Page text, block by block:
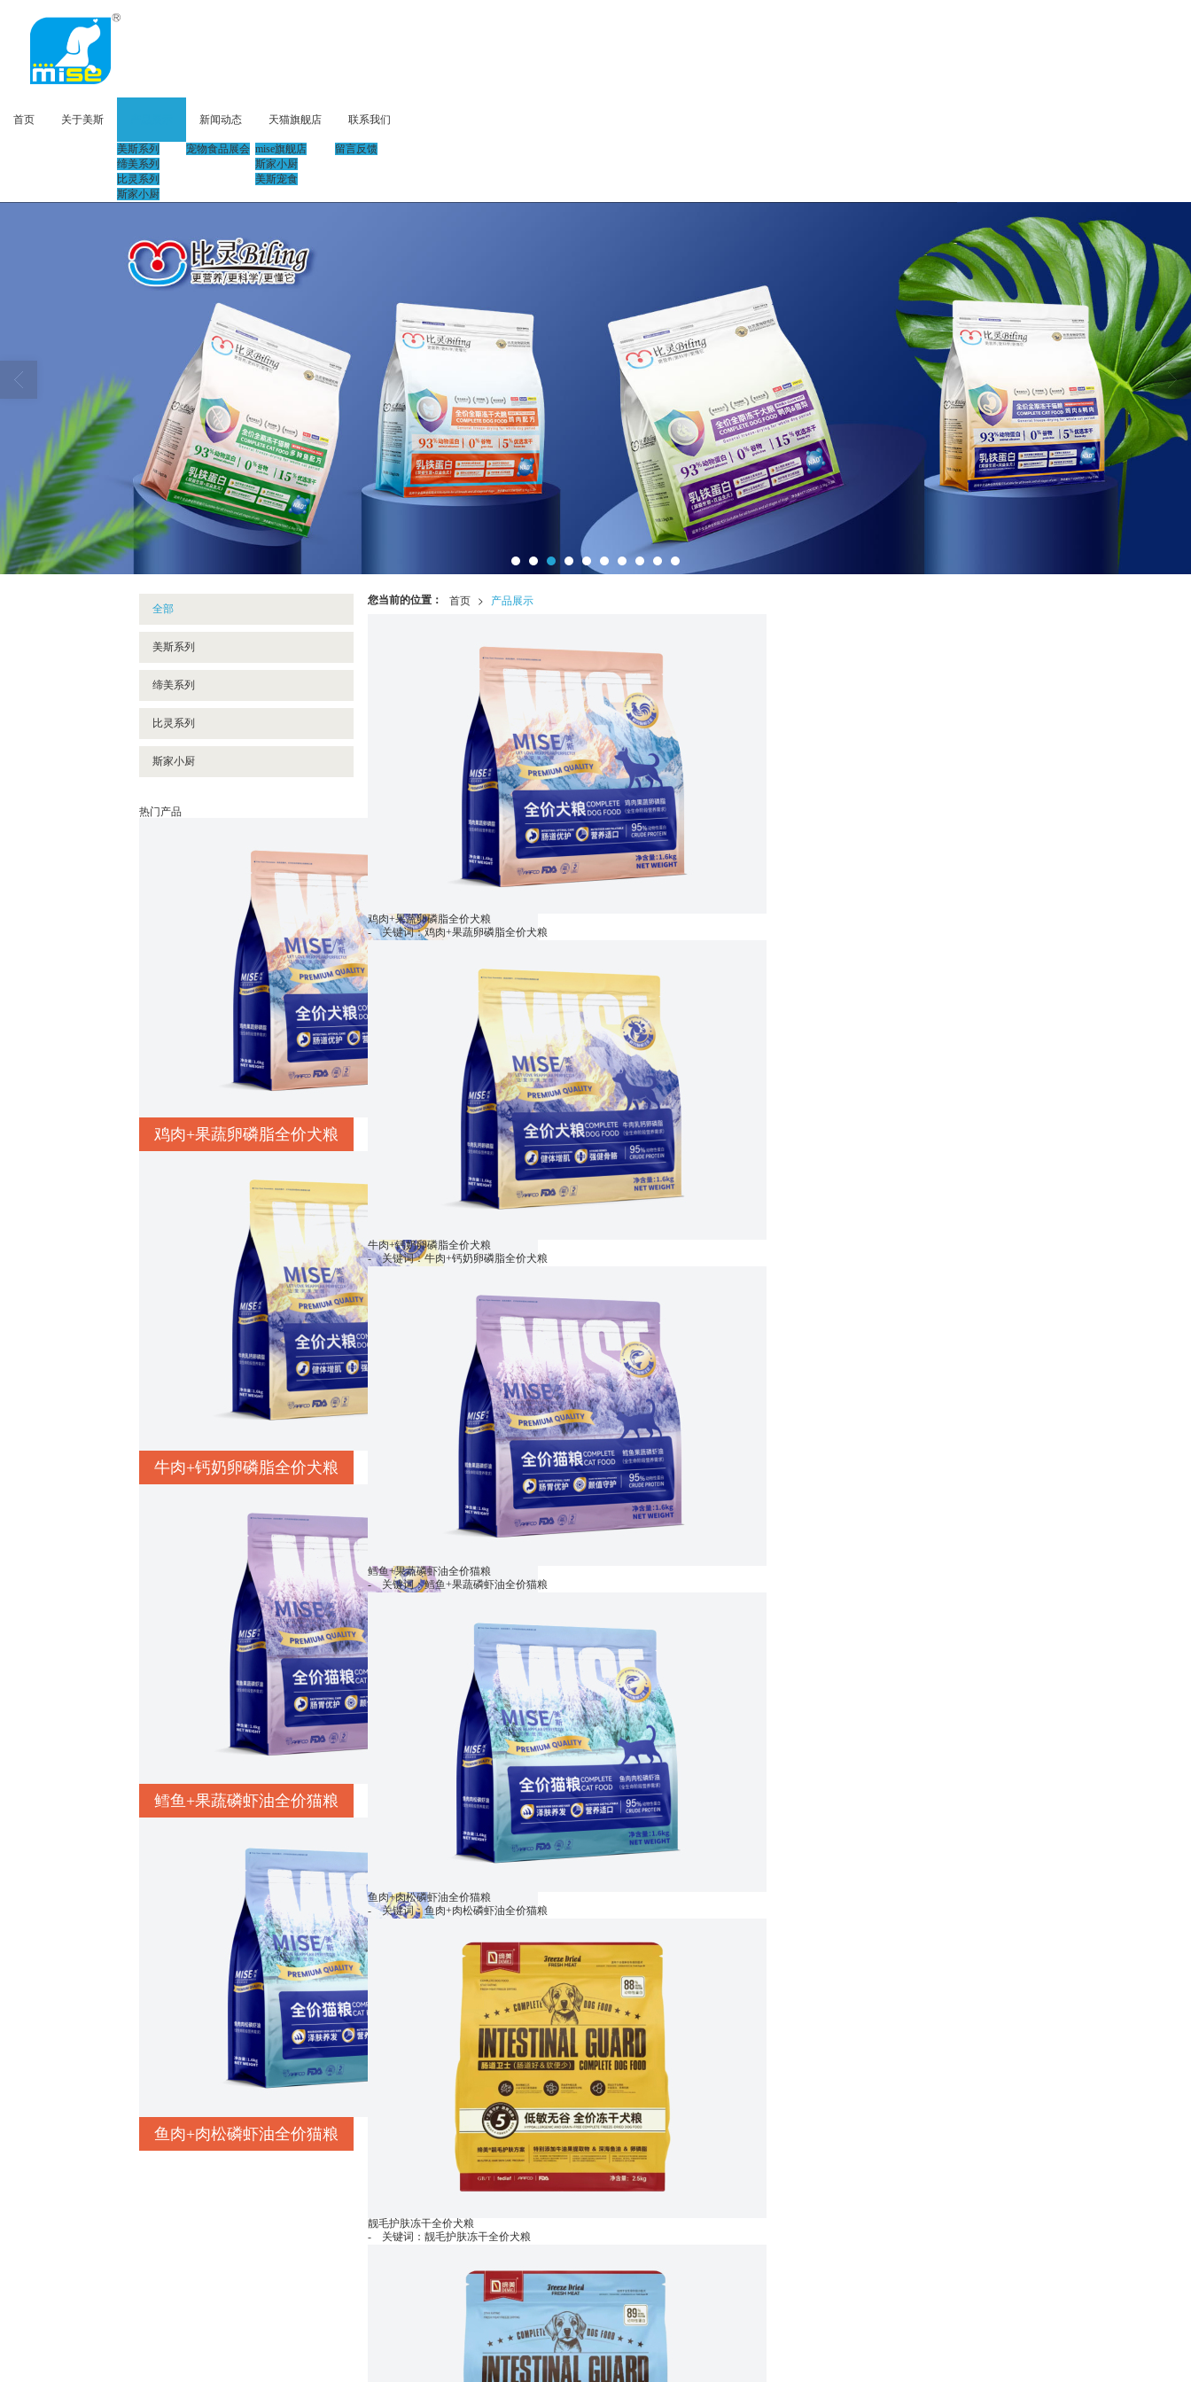
首页 关于美斯
美斯系列
缔美系列
比灵系列
斯家小厨
新闻动态
宠物食品展会
天猫旗舰店
mise旗舰店
斯家小厨
美斯宠食
联系我们
留言反馈
您当前的位置： 首页 > 产品展示
鸡肉+果蔬卵磷脂全价犬粮
- 关键词：鸡肉+果蔬卵磷脂全价犬粮
牛肉+钙奶卵磷脂全价犬粮
- 关键词：牛肉+钙奶卵磷脂全价犬粮
鳕鱼+果蔬磷虾油全价猫粮
- 关键词：鳕鱼+果蔬磷虾油全价猫粮
鱼肉+肉松磷虾油全价猫粮
- 关键词：鱼肉+肉松磷虾油全价猫粮
靓毛护肤冻干全价犬粮
- 关键词：靓毛护肤冻干全价犬粮
全部
美斯系列
缔美系列
比灵系列
斯家小厨
热门产品
鸡肉+果蔬卵磷脂全价犬粮
牛肉+钙奶卵磷脂全价犬粮
鳕鱼+果蔬磷虾油全价猫粮
鱼肉+肉松磷虾油全价猫粮